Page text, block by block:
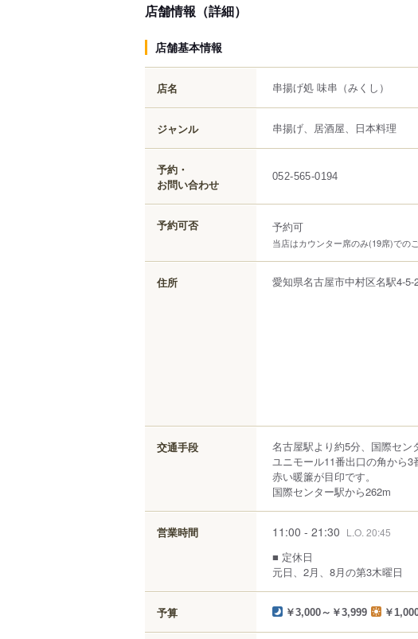
店舗情報（詳細）
店舗基本情報
店名 串揚げ処 味串 （みくし）
ジャンル 串揚げ、居酒屋、日本料理
予約・
お問い合わせ
052-565-0194
予約可否 予約可
当店はカウンター席のみ(19席)での
住所 愛知県名古屋市中村区名駅4-5-
交通手段
名古屋駅より約5分、国際セン
ユニモール11番出口の角から3
赤い暖簾が目印です。
国際センター駅から262m
営業時間 11:00 - 21:30 L.O. 20:45
■ 定休日
元日、2月、8月の第3木曜日
予算 ￥3,000～￥3,999 ￥